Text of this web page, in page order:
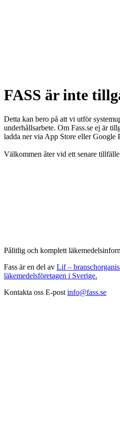
FASS är inte
Detta kan bero på att vi utför
underhållsarbete. Om Fass.se ej är
ladda ner via App Store eller Google
Välkommen åter vid ett senare
Pålitlig och komplett
Fass är en del av Lif –
läkemedelsföretagen i Sverige.
Kontakta oss E-post info@fass.se